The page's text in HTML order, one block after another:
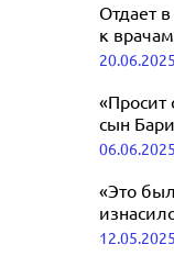
Отдает
к
20.06.2025
сын
06.06.2025
«Это
женился
12.05.2025